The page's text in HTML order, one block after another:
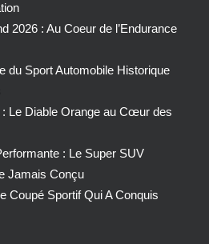
2026 : Au Coeur de l’Endurance
du Sport Automobile Historique
Le Diable Orange au Cœur des
: Le Super SUV
Jamais Conçu
Coupé Sportif Qui A Conquis